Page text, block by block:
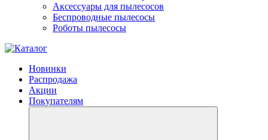
Аксессуары для пылесосов
Беспроводные пылесосы
Роботы пылесосы
Новинки
Распродажа
Акции
Покупателям